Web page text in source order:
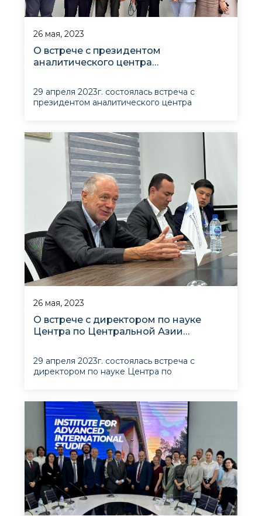
26 мая, 2023
О встрече с президентом
аналитического центра
29 апреля 2023г. состоялась встреча с
президентом аналитического центра
наблюдателя за Референдумом о
Конституционной реформе. Участники
обсудили такие темы как установление
сотрудничеств
26 мая, 2023
О встрече с директором по науке
Центра по Центральной Азии
Матвея Корвина (Венгрия)
29 апреля 2023г. состоялась встреча с
директором по науке Центра по
М.Кразнаем, прибывшим в Узбекистан в
качестве наблюдателя за Референдумом о
Конституционной реформе.Участники
обсуждили вопросы налаживания
партнерства